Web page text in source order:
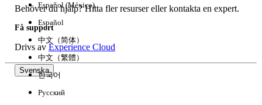
Rensa alla Klart
Behöver du hjälp? Hitta fler resurser eller kontakta en expert.
Få support
Drivs avExperience Cloud
Svenska
Español (México)
Español
中文（简体）
中文（繁體）
한국어
Русский